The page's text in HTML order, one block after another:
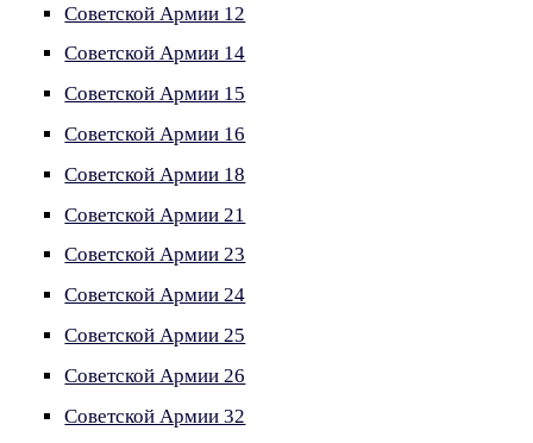
Советской Армии 12
Советской Армии 14
Советской Армии 15
Советской Армии 16
Советской Армии 18
Советской Армии 21
Советской Армии 23
Советской Армии 24
Советской Армии 25
Советской Армии 26
Советской Армии 32